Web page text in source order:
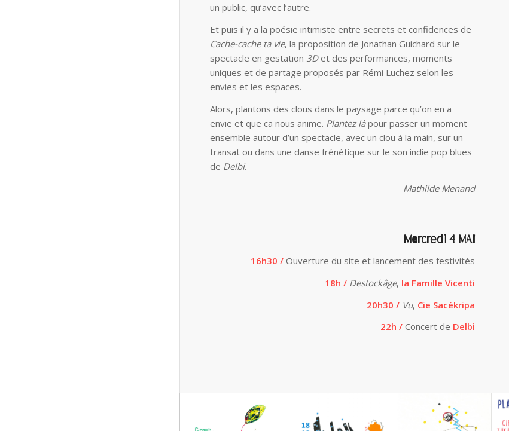
un public, qu’avec l’autre.
Et puis il y a la poésie intimiste entre secrets et confidences de
Cache-cache ta vie, la proposition de Jonathan Guichard sur le
spectacle en gestation 3Det des performances, moments
uniques et de partage proposés par Rémi Luchez selon les
envies et les espaces.
Alors, plantons des clous dans le paysage parce qu’on en a
envie et que ca nous anime. Plantez làpour passer un moment
ensemble autour d’un spectacle, avec un clou à la main, sur un
transat ou dans une danse frénétique sur le son indie pop blues
de Delbi.
Mathilde Menand
Mercredi 4 MAI
16h30 /Ouverture du site et lancement des festivités
18h / Destockâge, la Famille Vicenti
20h30 / Vu, Cie Sacékripa
22h /Concert de Delbi